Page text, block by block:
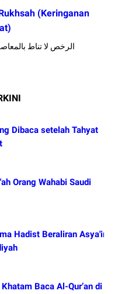
(Keringanan
Dibaca setelah Tahyat
Orang Wahabi Saudi
Hadist Beraliran Asya'irah
Baca Al-Qur’an di